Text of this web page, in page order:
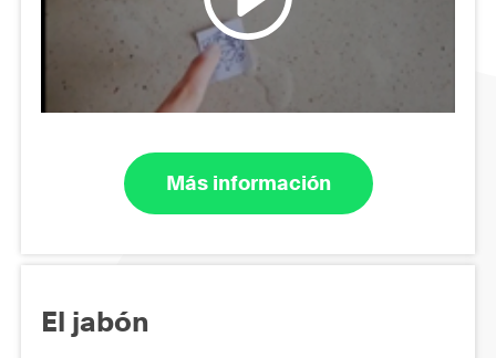
Más información
El jabón